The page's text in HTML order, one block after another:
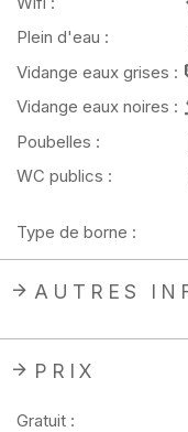
Plein d'eau :
Vidange eaux grises :
Vidange eaux noires :
Poubelles :
WC publics :
Type de borne :
AUTRES
PRIX
Gratuit :